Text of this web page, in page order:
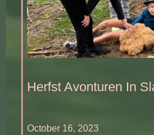
Herfst Avonturen In
October 16, 2023